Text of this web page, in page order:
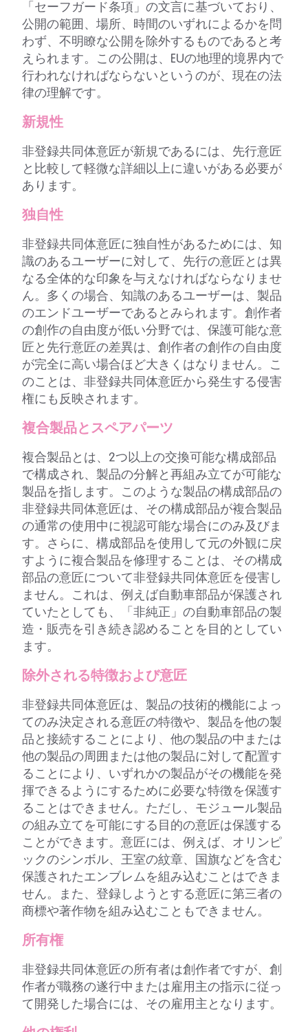
「セーフガード条項」の文言に基づいており、
公開の範囲、場所、時間のいずれによるかを問
わず、不明瞭な公開を除外するものであると考
えられます。この公開は、EUの地理的境界内で
行われなければならないというのが、現在の法
律の理解です。
新規性
非登録共同体意匠が新規であるには、先行意匠
と比較して軽微な詳細以上に違いがある必要が
あります。
独自性
非登録共同体意匠に独自性があるためには、知
識のあるユーザーに対して、先行の意匠とは異
なる全体的な印象を与えなければならなりませ
ん。多くの場合、知識のあるユーザーは、製品
のエンドユーザーであるとみられます。創作者
の創作の自由度が低い分野では、保護可能な意
匠と先行意匠の差異は、創作者の創作の自由度
が完全に高い場合ほど大きくはなりません。こ
のことは、非登録共同体意匠から発生する侵害
権にも反映されます。
複合製品とスペアパーツ
複合製品とは、2つ以上の交換可能な構成部品
で構成され、製品の分解と再組み立てが可能な
製品を指します。このような製品の構成部品の
非登録共同体意匠は、その構成部品が複合製品
の通常の使用中に視認可能な場合にのみ及びま
す。さらに、構成部品を使用して元の外観に戻
すように複合製品を修理することは、その構成
部品の意匠について非登録共同体意匠を侵害し
ません。これは、例えば自動車部品が保護され
ていたとしても、「非純正」の自動車部品の製
造・販売を引き続き認めることを目的としてい
ます。
除外される特徴および意匠
非登録共同体意匠は、製品の技術的機能によっ
てのみ決定される意匠の特徴や、製品を他の製
品と接続することにより、他の製品の中または
他の製品の周囲または他の製品に対して配置す
ることにより、いずれかの製品がその機能を発
揮できるようにするために必要な特徴を保護す
ることはできません。ただし、モジュール製品
の組み立てを可能にする目的の意匠は保護する
ことができます。意匠には、例えば、オリンピ
ックのシンボル、王室の紋章、国旗などを含む
保護されたエンブレムを組み込むことはできま
せん。また、登録しようとする意匠に第三者の
商標や著作物を組み込むこともできません。
所有権
非登録共同体意匠の所有者は創作者ですが、創
作者が職務の遂行中または雇用主の指示に従っ
て開発した場合には、その雇用主となります。